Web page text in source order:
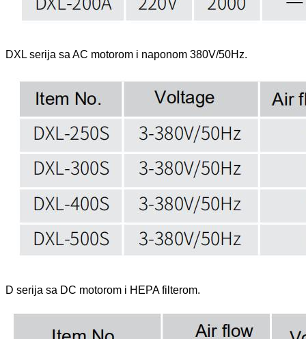
DXL serija sa AC motorom i naponom 380V/50Hz.
D serija sa DC motorom i HEPA filterom.